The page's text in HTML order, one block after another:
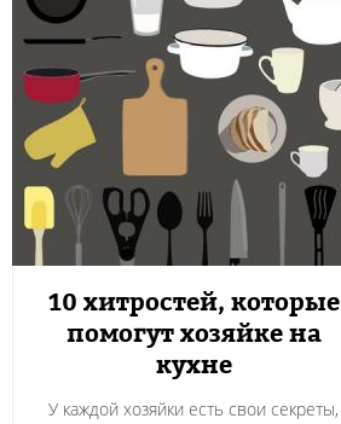
10 хитростей, которые
помогут хозяйке на
кухне
У каждой хозяйки есть свои секреты,